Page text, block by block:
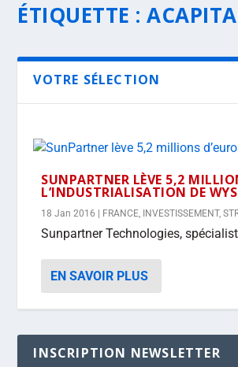
ÉTIQUETTE :
VOTRE SÉLECTION
SUNPARTNER LÈVE 5,2
L’INDUSTRIALISATION DE
18 Jan 2016 FRANCE, INVESTISSEMENT,
Sunpartner Technologies,
EN SAVOIR PLUS
INSCRIPTION NEWSLETTER